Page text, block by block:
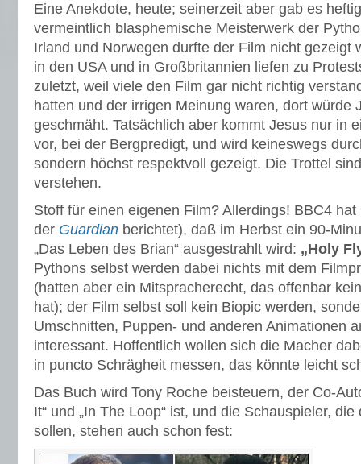
Eine Anekdote, heute; seinerzeit aber gab es
vermeintlich blasphemische Meisterwerk der
Irland und Norwegen durfte der Film nicht gezeigt
in den USA und in Großbritannien liefen zu
zuletzt, weil viele den Film gar nicht richtig
hatten und der irrigen Meinung waren, dort würde
geschmäht. Tatsächlich aber kommt Jesus nur in
vor, bei der Bergpredigt, und wird keineswegs
sondern höchst respektvoll gezeigt. Die Trottel
verstehen.
Stoff für einen eigenen Film? Allerdings! BBC4
der Guardian berichtet), daß im Herbst ein 90-
„Das Leben des Brian“ ausgestrahlt wird: „Holy
Pythons selbst werden dabei nichts mit dem
(hatten aber ein Mitspracherecht, das offenbar
hat); der Film selbst soll kein Biopic werden,
Umschnitten, Puppen- und anderen Animationen
interessant. Hoffentlich wollen sich die Macher
in puncto Schrägheit messen, das könnte leicht
Das Buch wird Tony Roche beisteuern, der Co-
It“ und „In The Loop“ ist, und die Schauspieler,
sollen, stehen auch schon fest: